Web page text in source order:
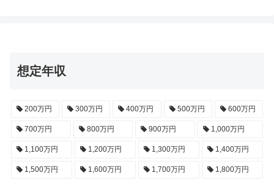
想定年収
200万円 300万円 400万円 500万円 600万円
700万円 800万円 900万円 1,000万円
1,100万円 1,200万円 1,300万円 1,400万円
1,500万円 1,600万円 1,700万円 1,800万円